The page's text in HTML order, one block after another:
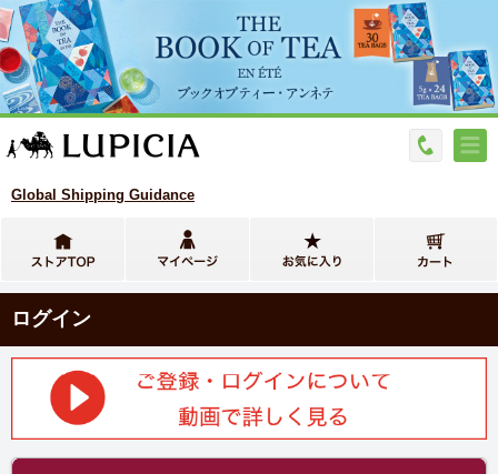
Global Shipping Guidance
ログイン